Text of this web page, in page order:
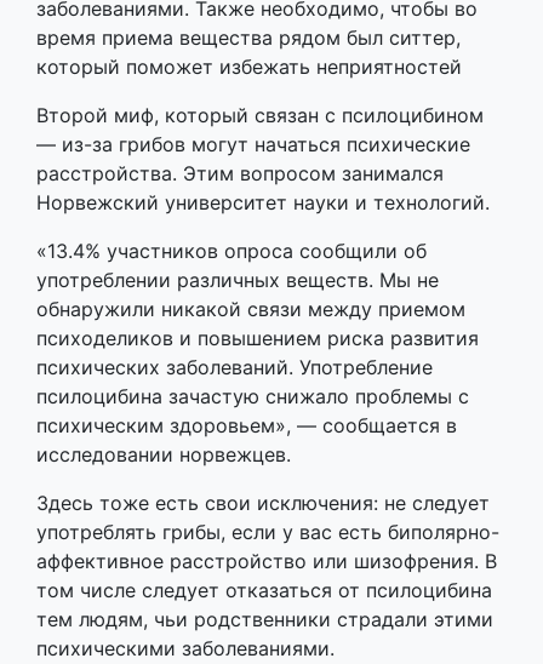
заболеваниями. Также необходимо, чтобы во
время приема вещества рядом был ситтер,
который поможет избежать неприятностей
Второй миф, который связан с псилоцибином
— из-за грибов могут начаться психические
расстройства. Этим вопросом занимался
Норвежский университет науки и технологий.
«13.4% участников опроса сообщили об
употреблении различных веществ. Мы не
обнаружили никакой связи между приемом
психоделиков и повышением риска развития
психических заболеваний. Употребление
псилоцибина зачастую снижало проблемы с
психическим здоровьем», — сообщается в
исследовании норвежцев.
Здесь тоже есть свои исключения: не следует
употреблять грибы, если у вас есть биполярно-
аффективное расстройство или шизофрения. В
том числе следует отказаться от псилоцибина
тем людям, чьи родственники страдали этими
психическими заболеваниями.